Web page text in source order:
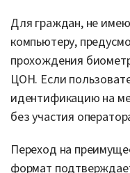
Для граждан, не
компьютеру,
прохождения
ЦОН. Если
идентификацию на
без участия
Переход на
формат